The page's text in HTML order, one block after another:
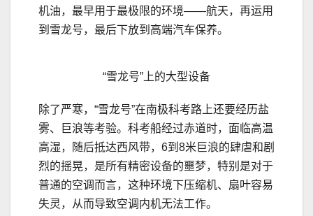
机油，最早用于最极限的环境——航天，再运用
到雪龙号，最后下放到高端汽车保养。
“雪龙号”上的大型设备
除了严寒，“雪龙号”在南极科考路上还要经历盐
雾、巨浪等考验。科考船经过赤道时，面临高温
高湿，随后抵达西风带，6到8米巨浪的肆虐和剧
烈的摇晃，是所有精密设备的噩梦，特别是对于
普通的空调而言，这种环境下压缩机、扇叶容易
失灵，从而导致空调内机无法工作。